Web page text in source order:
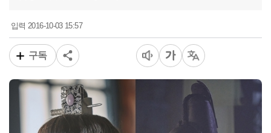
입력2016-10-03 15:57
구독